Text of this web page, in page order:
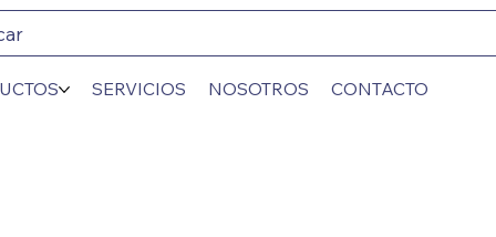
SERVICIOS NOSOTROS CONTACTO